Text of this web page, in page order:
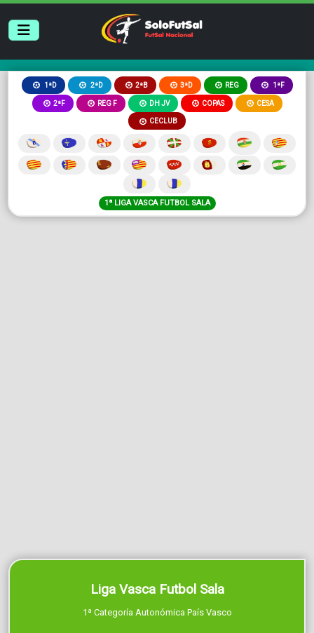
1ªD 2ªD 2ªB 3ªD REG 1ªF
2ªF REG F DH JV COPAS CESA
CECLUB
1ª LIGA VASCA FUTBOL SALA
Liga Vasca Futbol Sala
1ª Categoría Autonómica País Vasco